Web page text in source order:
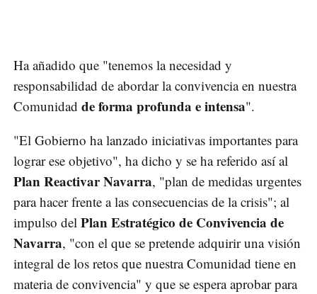
Ha añadido que "tenemos la necesidad y
responsabilidad de abordar la convivencia en nuestra
Comunidad de forma profunda e intensa".
"El Gobierno ha lanzado iniciativas importantes para
lograr ese objetivo", ha dicho y se ha referido así al
Plan Reactivar Navarra, "plan de medidas urgentes
para hacer frente a las consecuencias de la crisis"; al
impulso del Plan Estratégico de Convivencia de
Navarra, "con el que se pretende adquirir una visión
integral de los retos que nuestra Comunidad tiene en
materia de convivencia" y que se espera aprobar para